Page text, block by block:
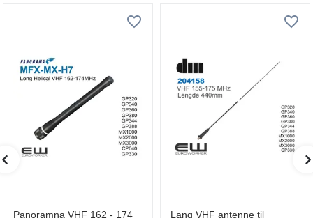
Panoramna VHF 162 - 174 Lang VHF antenne til